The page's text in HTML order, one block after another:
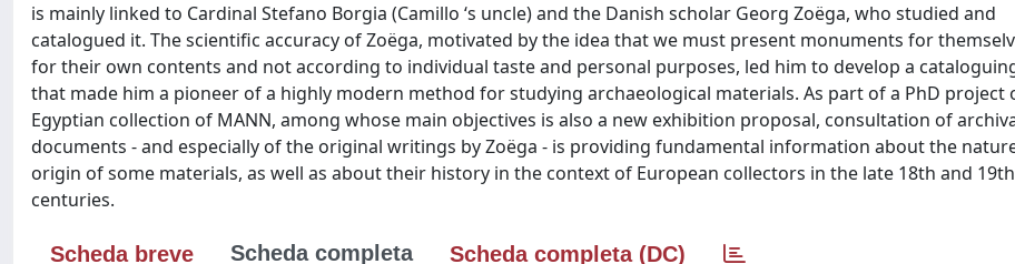
is mainly linked to Cardinal Stefano Borgia (Camillo ‘s uncle) and the Danish scholar Georg Zoëga, who studied and
catalogued it. The scientific accuracy of Zoëga, motivated by the idea that we must present monuments for
for their own contents and not according to individual taste and personal purposes, led him to develop a
that made him a pioneer of a highly modern method for studying archaeological materials. As part of a PhD project
Egyptian collection of MANN, among whose main objectives is also a new exhibition proposal, consultation of
documents - and especially of the original writings by Zoëga - is providing fundamental information about the
origin of some materials, as well as about their history in the context of European collectors in the late 18th and 19th
centuries.
Scheda breve Scheda completa Scheda completa (DC)